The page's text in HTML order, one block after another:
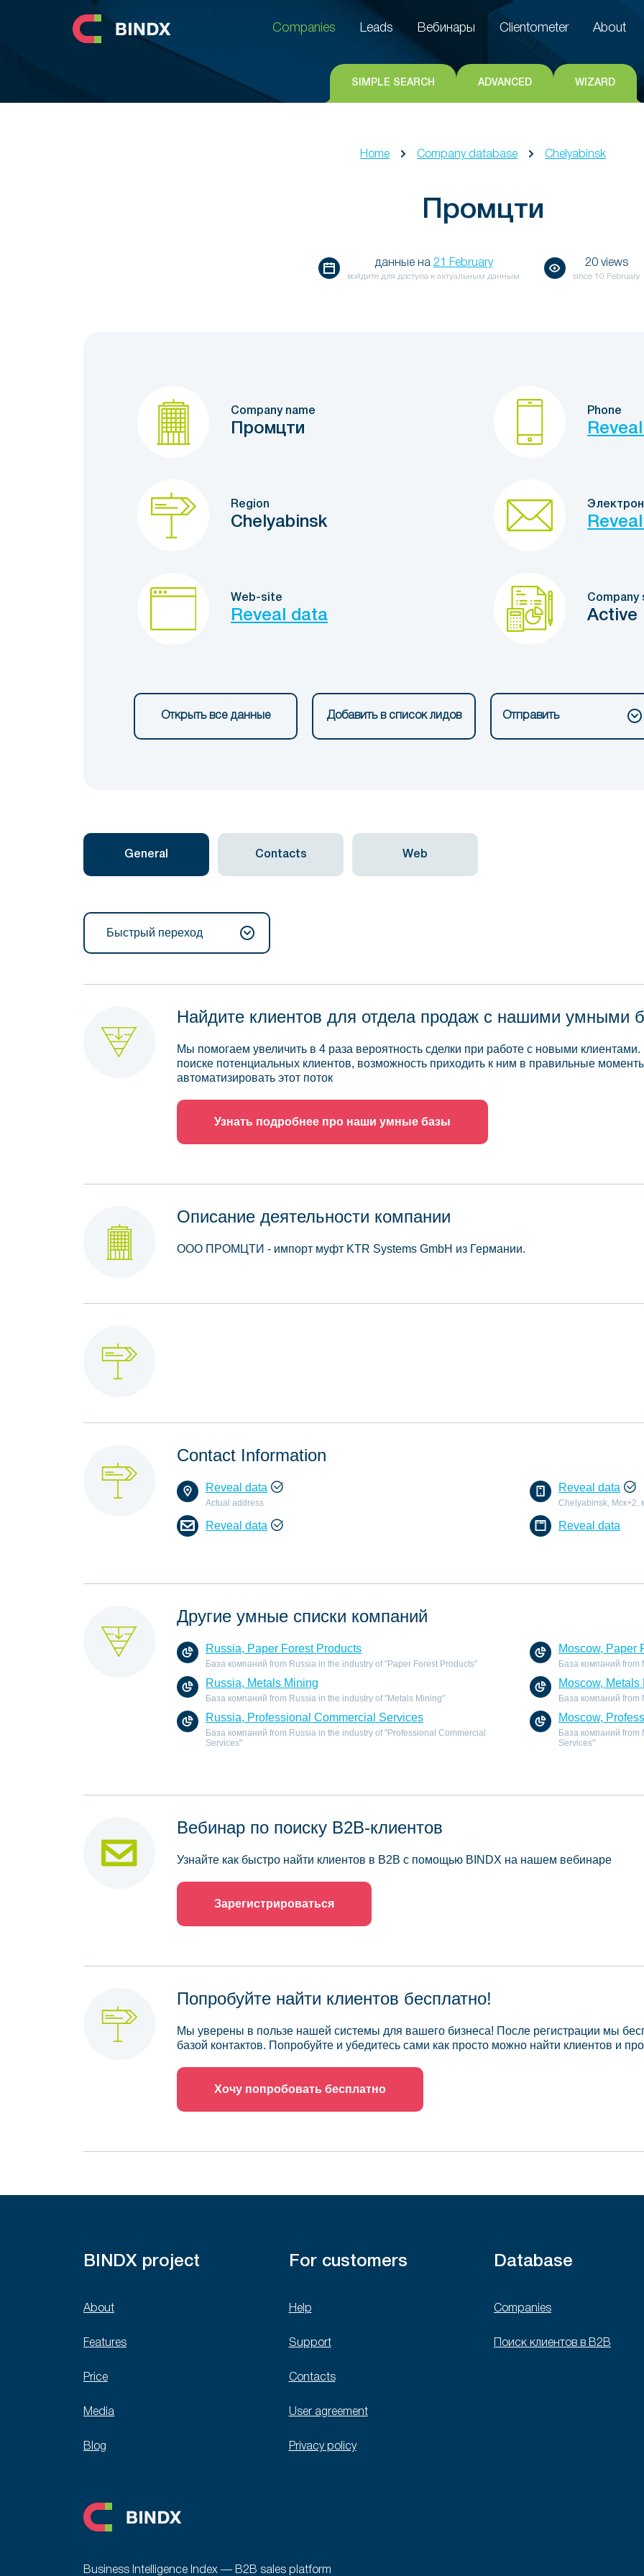
Clientometer
Companies
Leads Вебинары Clientometer About
SIMPLE SEARCH ADVANCED WIZARD
Home Company database Chelyabinsk
Промцти
данные на 21 February
войдите для доступа к актуальным данным
20 views
since 10 February
Company name
Промцти
Phone
Region
Chelyabinsk
Web-site
Reveal data
Company
Active
Открыть все данные Добавить в список лидов Отправить
General Contacts Web
Быстрый переход
Найдите клиентов для отдела продаж с нашими умными
Мы помогаем увеличить в 4 раза вероятность сделки при работе с новыми
поиске потенциальных клиентов, возможность приходить к ним в правильные
автоматизировать этот поток
Узнать подробнее про наши умные базы
Описание деятельности компании
ООО ПРОМЦТИ - импорт муфт KTR Systems GmbH из Германии.
Contact Information
Reveal data
Actual address
Reveal data
Chelyabinsk, Мск+2,
Reveal data Reveal data
Другие умные списки компаний
Russia, Paper Forest Products
База компаний from Russia in the industry of "Paper Forest Products"
Moscow, Paper
База компаний from
Russia, Metals Mining
База компаний from Russia in the industry of "Metals Mining"
Moscow, Metals
База компаний from
Russia, Professional Commercial Services
База компаний from Russia in the industry of "Professional Commercial
Services"
Moscow,
База компаний from
Services"
Вебинар по поиску B2B-клиентов
Узнайте как быстро найти клиентов в B2B с помощью BINDX на нашем вебинаре
Зарегистрироваться
Попробуйте найти клиентов бесплатно!
Мы уверены в пользе нашей системы для вашего бизнеса! После регистрации мы
базой контактов. Попробуйте и убедитесь сами как просто можно найти клиентов и
Хочу попробовать бесплатно
BINDX project
About
Features
Price
Media
Blog
For customers
Help
Support
Contacts
User agreement
Privacy policy
Database
Companies
Поиск клиентов в B2B
Business Intelligence Index — B2B sales platform